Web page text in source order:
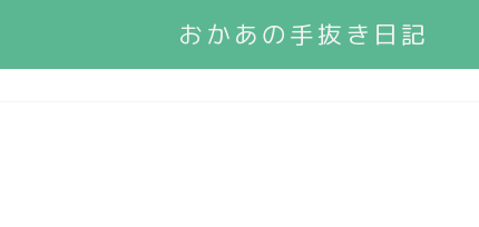
おかあの手抜き日記